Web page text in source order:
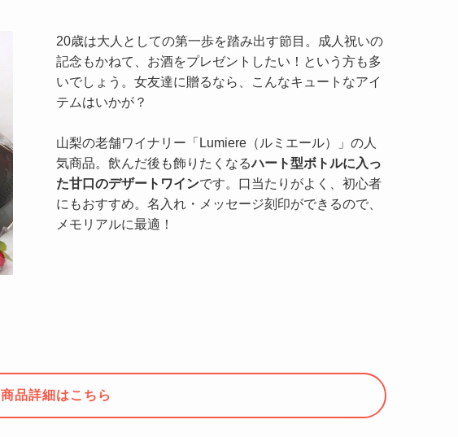
20歳は大人としての第一歩を踏み出す節目。成人祝いの
記念もかねて、お酒をプレゼントしたい！という方も多
いでしょう。女友達に贈るなら、こんなキュートなアイ
テムはいかが？
山梨の老舗ワイナリー「Lumiere（ルミエール）」の人
気商品。飲んだ後も飾りたくなるハート型ボトルに入っ
た甘口のデザートワインです。口当たりがよく、初心者
にもおすすめ。名入れ・メッセージ刻印ができるので、
メモリアルに最適！
商品詳細はこちら